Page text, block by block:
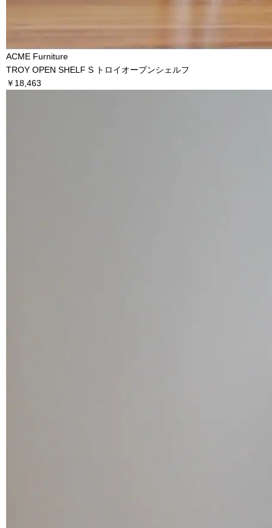
ACME Furniture
TROY OPEN SHELF S トロイオープンシェルフ
￥18,463